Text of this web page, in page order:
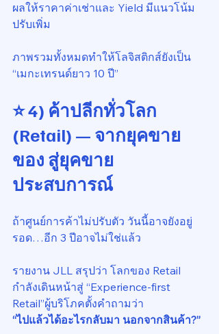
ผลให้ราคาค่าเช่าและ Yield มีแนวโน้ม
ปรับเพิ่ม
ภาพรวมทั้งหมดทำให้โลจิสติกส์ยังเป็น
“เมกะเทรนด์ยาว 10 ปี”
⭐ 4) ค้าปลีกทั่วโลก
(Retail) — จากยุคขาย
ของ สู่ยุคขาย
ประสบการณ์
ถ้าศูนย์การค้าไม่ปรับตัว วันนี้อาจยังอยู่
รอด…อีก 3 ปีอาจไม่ใช่แล้ว
รายงาน JLL สรุปว่า โลกของ Retail
กำลังเดินหน้าสู่ “Experience-first
Retail”ผู้บริโภคตั้งคำถามว่า
“ไปแล้วได้อะไรกลับมา นอกจากสินค้า?”